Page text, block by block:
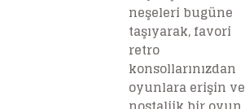
neşeleri bugüne
taşıyarak, favori
retro
konsollarınızdan
oyunlara erişin ve